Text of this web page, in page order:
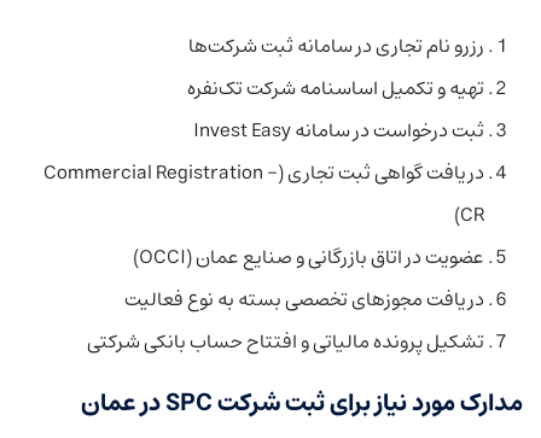
رزرو نام تجاری در سامانه ثبت شرکت‌ها
تهیه و تکمیل اساسنامه شرکت تک‌نفره
ثبت درخواست در سامانه Invest Easy
دریافت گواهی ثبت تجاری (Commercial Registration –
CR)
عضویت در اتاق بازرگانی و صنایع عمان (OCCI)
دریافت مجوزهای تخصصی بسته به نوع فعالیت
تشکیل پرونده مالیاتی و افتتاح حساب بانکی شرکتی
مدارک مورد نیاز برای ثبت شرکت SPC در عمان